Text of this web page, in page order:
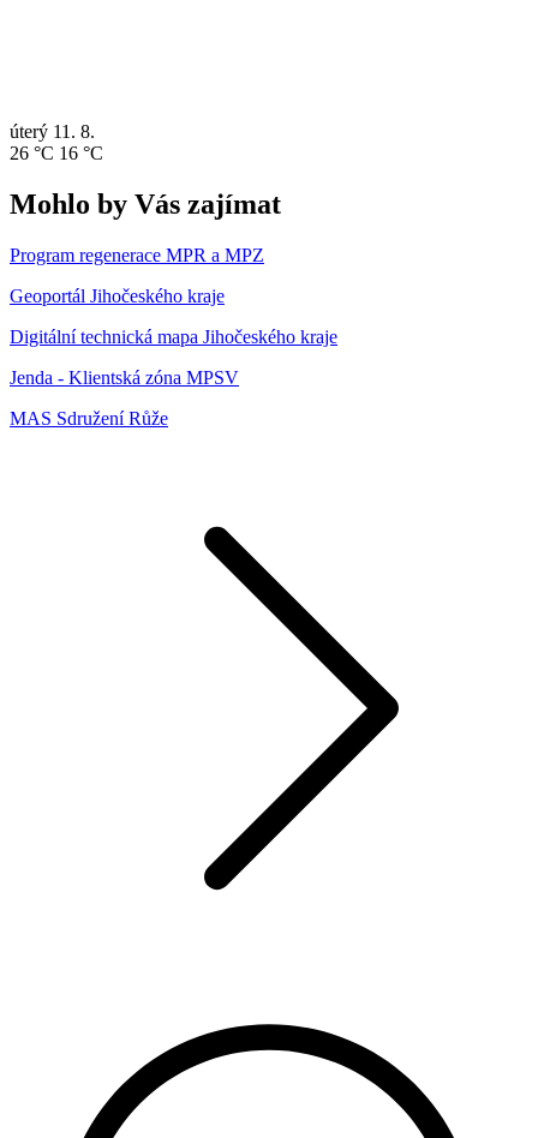
úterý 11. 8.
26 °C 16 °C
Mohlo by Vás zajímat
Program regenerace MPR a MPZ
Geoportál Jihočeského kraje
Digitální technická mapa Jihočeského kraje
Jenda - Klientská zóna MPSV
MAS Sdružení Růže